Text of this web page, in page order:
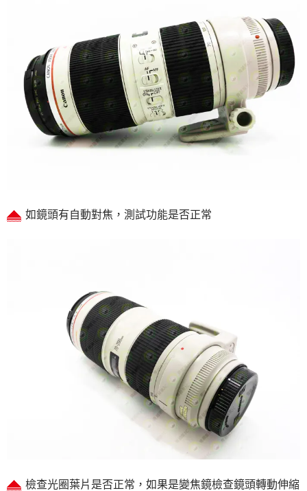
如鏡頭有自動對焦，測試功能是否正常
檢查光圈葉片是否正常，如果是變焦鏡檢查鏡頭轉動伸縮